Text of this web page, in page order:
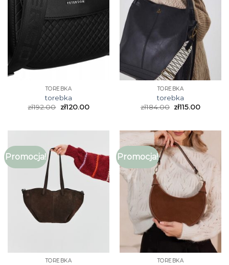
TOREBKA
torebka
zł192.00 zł120.00
TOREBKA
torebka
zł184.00 zł115.00
Promocja!
TOREBKA
Promocja!
TOREBKA